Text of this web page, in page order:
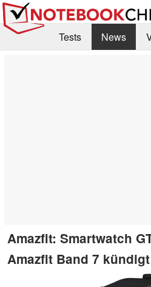
Tests News
Amazfit: Smartwatch
Amazfit Band 7